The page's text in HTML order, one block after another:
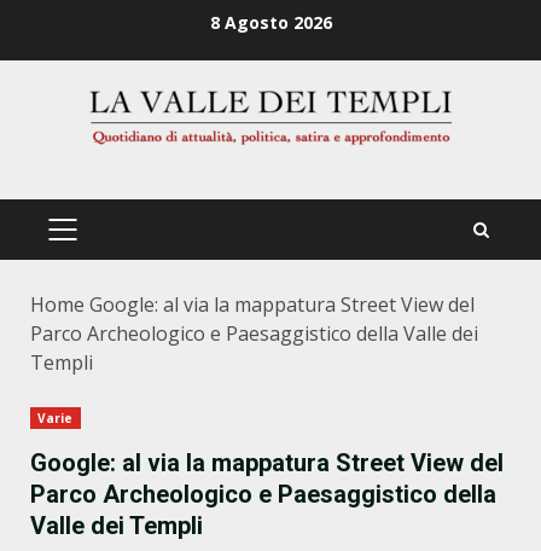
8 Agosto 2026
PRIMÄRES
Home Google: al via la mappatura Street View del
Parco Archeologico e Paesaggistico della Valle dei
Templi
Varie
Google: al via la mappatura Street View del
Parco Archeologico e Paesaggistico della
Valle dei Templi